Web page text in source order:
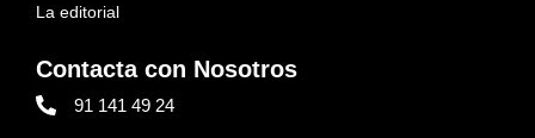
La editorial
Contacta con Nosotros
91 141 49 24